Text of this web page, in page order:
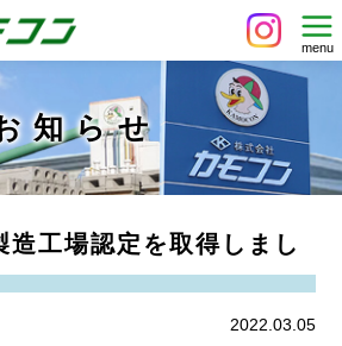
知らせ
造工場認定を取得しまし
2022.03.05